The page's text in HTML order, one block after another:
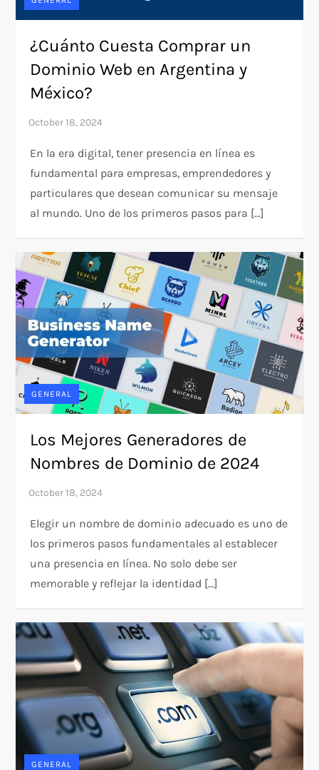
¿Cuánto Cuesta Comprar un
Dominio Web en Argentina y
México?
En la era digital, tener presencia en línea es
fundamental para empresas, emprendedores y
particulares que desean comunicar su mensaje
al mundo. Uno de los primeros pasos para […]
GENERAL
Los Mejores Generadores de
Nombres de Dominio de 2024
Elegir un nombre de dominio adecuado es uno de
los primeros pasos fundamentales al establecer
una presencia en línea. No solo debe ser
memorable y reflejar la identidad […]
GENERAL